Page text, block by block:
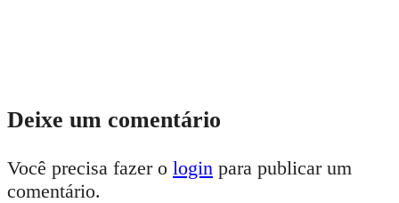
Deixe um comentário
Você precisa fazer o login para publicar um
comentário.